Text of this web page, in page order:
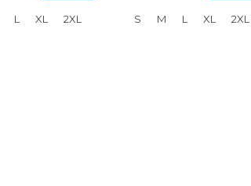
L XL 2XL S M L XL 2XL